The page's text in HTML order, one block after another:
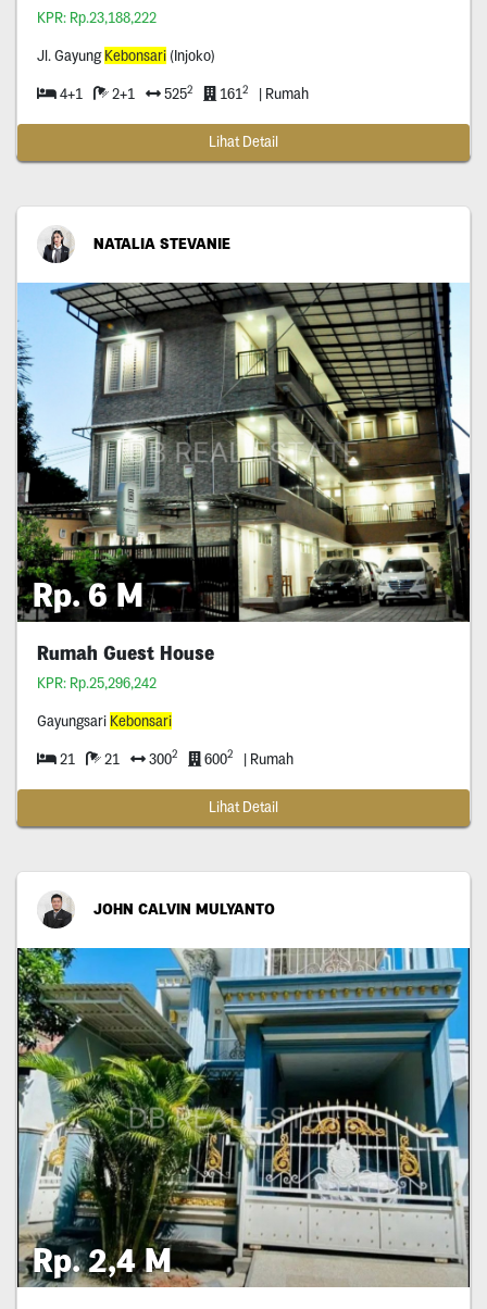
KPR: Rp.23,188,222
Jl. GayungKebonsari(Injoko)
4+1 2+1 5252 1612 | Rumah
Lihat Detail
NATALIA STEVANIE
Rp. 6 M
Rumah Guest House
KPR: Rp.25,296,242
Gayungsari Kebonsari
21 21 3002 6002 | Rumah
Lihat Detail
JOHN CALVIN MULYANTO
Rp. 2,4 M